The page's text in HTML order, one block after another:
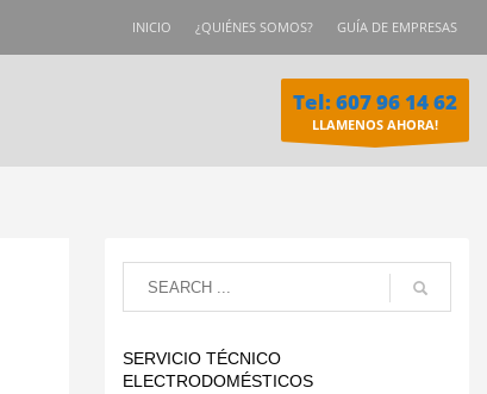
INICIO ¿QUIÉNES SOMOS? GUÍA DE EMPRESAS
Tel: 607 96 14 62
LLAMENOS AHORA!
SERVICIO TÉCNICO
ELECTRODOMÉSTICOS